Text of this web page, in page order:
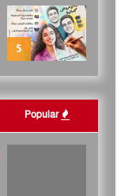
5
Popular